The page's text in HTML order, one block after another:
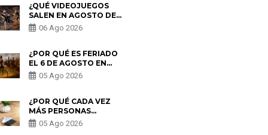
¿QUÉ VIDEOJUEGOS
SALEN EN AGOSTO DE
2026? ESTOS SON LOS
ESTRENOS MÁS
06 Ago 2026
¿POR QUÉ ES FERIADO
EL 6 DE AGOSTO EN
PERÚ? ESTA ES LA
HISTORIA
05 Ago 2026
¿POR QUÉ CADA VEZ
MÁS PERSONAS
UTILIZAN UNA VPN
PARA PROTEGER SU
05 Ago 2026